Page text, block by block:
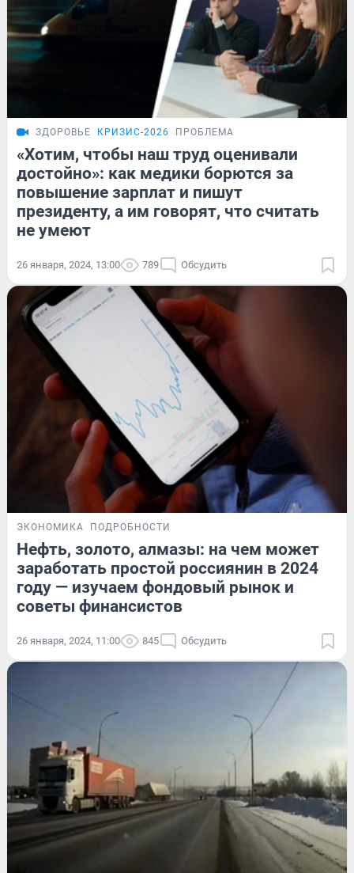
ЗДОРОВЬЕ КРИЗИС-2026 ПРОБЛЕМА
«Хотим, чтобы наш труд оценивали
достойно»: как медики борются за
повышение зарплат и пишут
президенту, а им говорят, что считать
не умеют
26 января, 2024, 13:00 789 Обсудить
ЭКОНОМИКА ПОДРОБНОСТИ
Нефть, золото, алмазы: на чем может
заработать простой россиянин в 2024
году — изучаем фондовый рынок и
советы финансистов
26 января, 2024, 11:00 845 Обсудить